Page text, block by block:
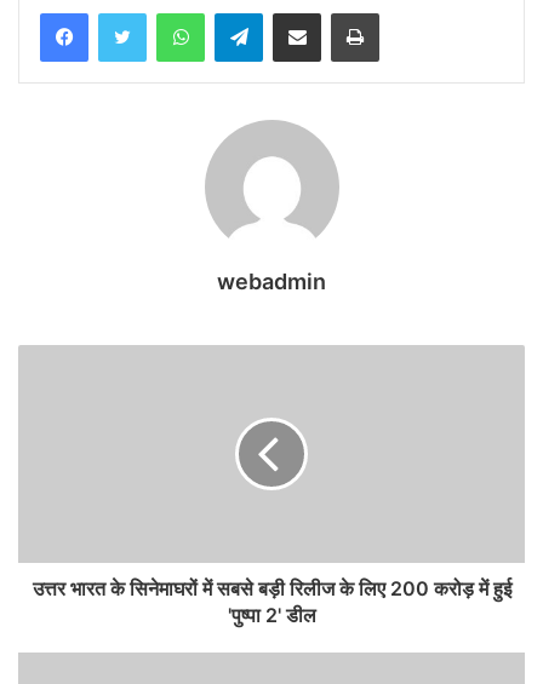
WhatsAppTelegramShare via Email Print
webadmin
उत्तर भारत के सिनेमाघरों में सबसे बड़ी रिलीज के लिए 200 करोड़ में हुई
'पुष्‍पा 2' डील